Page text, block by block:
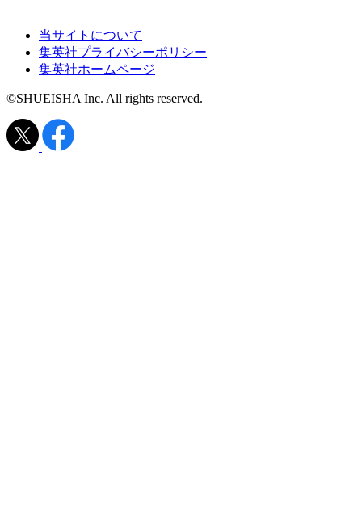
当サイトについて
集英社プライバシーポリシー
集英社ホームページ
©SHUEISHA Inc. All rights reserved.